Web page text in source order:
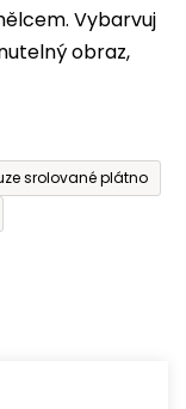
Vybarvuj
obraz,
srolované plátno